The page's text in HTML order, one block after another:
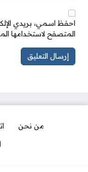
احفظ اسمي، بريدي
المتصفح لاستخدامها
من نحن